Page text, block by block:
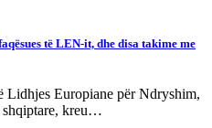
të LEN-it, dhe disa takime me
Lidhjes Europiane për Ndryshim,
shqiptare, kreu…